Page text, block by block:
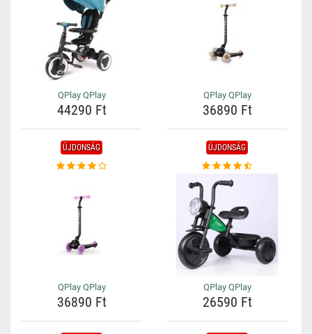
QPlay QPlay
44290 Ft
QPlay QPlay
36890 Ft
ÚJDONSÁG
QPlay QPlay
36890 Ft
ÚJDONSÁG
QPlay QPlay
26590 Ft